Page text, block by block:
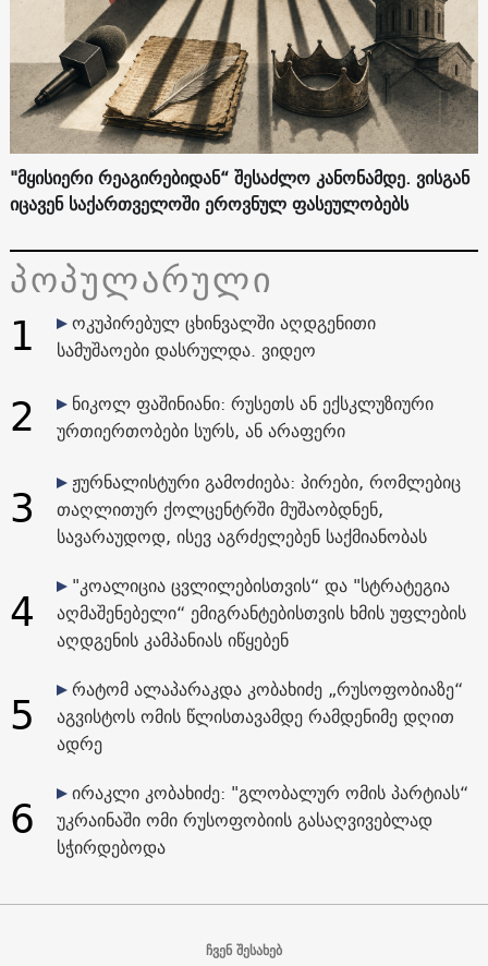
"მყისიერი რეაგირებიდან“ შესაძლო კანონამდე. ვისგან
იცავენ საქართველოში ეროვნულ ფასეულობებს
პოპულარული
1
ოკუპირებულ ცხინვალში აღდგენითი
სამუშაოები დასრულდა. ვიდეო
2
ნიკოლ ფაშინიანი: რუსეთს ან ექსკლუზიური
ურთიერთობები სურს, ან არაფერი
3
ჟურნალისტური გამოძიება: პირები, რომლებიც
თაღლითურ ქოლცენტრში მუშაობდნენ,
სავარაუდოდ, ისევ აგრძელებენ საქმიანობას
4
"კოალიცია ცვლილებისთვის“ და "სტრატეგია
აღმაშენებელი“ ემიგრანტებისთვის ხმის უფლების
აღდგენის კამპანიას იწყებენ
5
რატომ ალაპარაკდა კობახიძე „რუსოფობიაზე“
აგვისტოს ომის წლისთავამდე რამდენიმე დღით
ადრე
6
ირაკლი კობახიძე: "გლობალურ ომის პარტიას“
უკრაინაში ომი რუსოფობიის გასაღვივებლად
სჭირდებოდა
ჩვენ შესახებ